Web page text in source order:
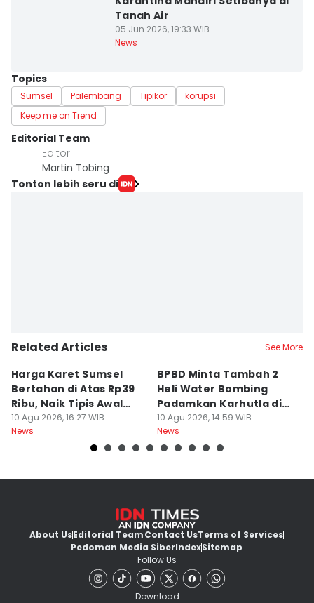
Tanah Air
05 Jun 2026, 19:33 WIB
News
Topics
Sumsel Palembang Tipikor
korupsi
Keep me on Trend
Editorial Team
Editor
Martin Tobing
Tonton lebih seru di
Related Articles See More
Harga Karet Sumsel
Bertahan di Atas Rp39
Ribu, Naik Tipis Awal
Pekan
10 Agu 2026, 16:27 WIB
News
BPBD Minta Tambah 2
Heli Water Bombing
Padamkan Karhutla di
Sumsel
10 Agu 2026, 14:59 WIB
News
About UsEditorial TeamContact UsTerms of Services
Pedoman Media SiberIndexSitemap
Follow Us
Download